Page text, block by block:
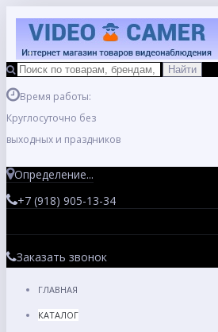
Время работы:
Круглосуточно без
выходных и праздников
Определение...
+7 (918) 905-13-34
Заказать звонок
ГЛАВНАЯ
КАТАЛОГ